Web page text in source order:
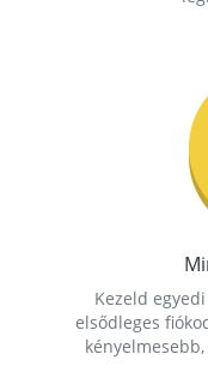
Kezeld
elsődleges